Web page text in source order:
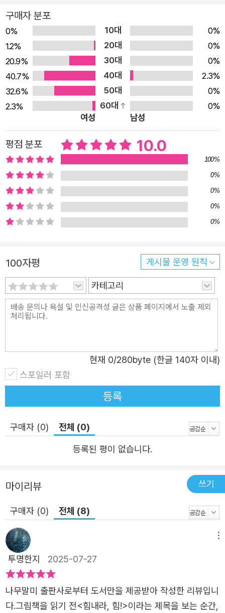
구매자 분포
0% 10대
0%
1.2%
20대
0%
20.9%
30대
0%
40.7%
40대
2.3%
32.6%
50대
0%
2.3%
60대 0%
여성 남성
평점 분포 10.0
100%
0%
0%
0%
0%
100자평 게시물 운영 원칙
카테고리
현재 0/280byte (한글 140자 이내)
스포일러 포함
등록
구매자 (0) 전체 (0)
등록된 평이 없습니다.
마이리뷰 쓰기
구매자 (0) 전체 (8)
투명한지 2025-07-27
나무말미 출판사로부터 도서만을 제공받아 작성한 리뷰입니
다.그림책을 읽기 전<힘내라, 힘!>이라는 제목을 보는 순간,